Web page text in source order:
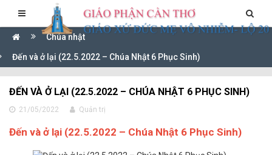
Chúa nhật
Đến và ở lại (22.5.2022 – Chúa Nhật 6 Phục Sinh)
ĐẾN VÀ Ở LẠI (22.5.2022 – CHÚA NHẬT 6 PHỤC SINH)
21/05/2022 Quản trị
Đến và ở lại (22.5.2022 – Chúa Nhật 6 Phục Sinh)